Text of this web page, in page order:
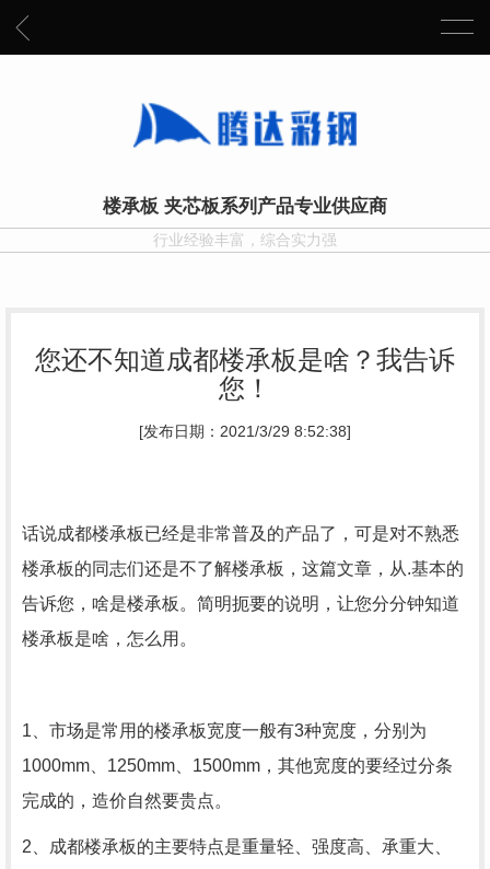
楼承板 夹芯板系列产品专业供应商
行业经验丰富，综合实力强
您还不知道成都楼承板是啥？我告诉
您！
[发布日期：2021/3/29 8:52:38]
话说成都楼承板已经是非常普及的产品了，可是对不熟悉
楼承板的同志们还是不了解楼承板，这篇文章，从.基本的
告诉您，啥是楼承板。简明扼要的说明，让您分分钟知道
楼承板是啥，怎么用。
1、市场是常用的楼承板宽度一般有3种宽度，分别为
1000mm、1250mm、1500mm，其他宽度的要经过分条
完成的，造价自然要贵点。
2、成都楼承板的主要特点是重量轻、强度高、承重大、